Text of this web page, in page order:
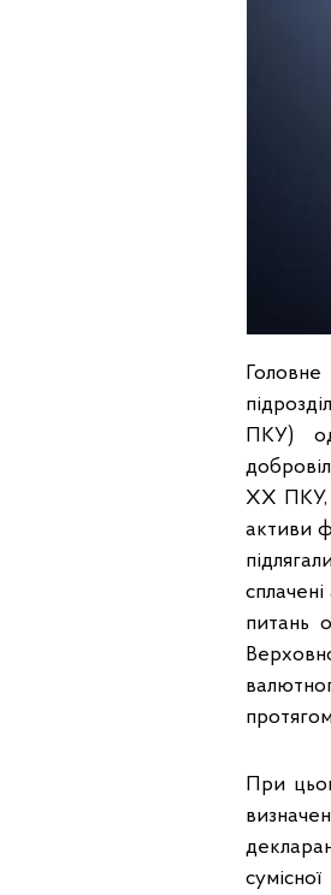
ПКУ)
ХХ ПКУ,
активи
питань
При